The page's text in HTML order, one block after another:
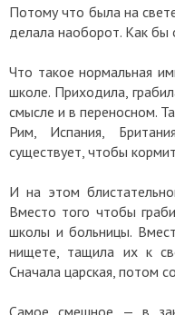
Потому что была на
делала наоборот. Как бы
Что такое нормальная
школе. Приходила,
смысле и в переносном.
Рим, Испания,
существует, чтобы
И на этом
Вместо того чтобы
школы и больницы.
нищете, тащила их к
Сначала царская, потом
Самое смешное — в